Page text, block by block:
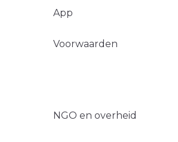
App
Voorwaarden
NGO en overheid